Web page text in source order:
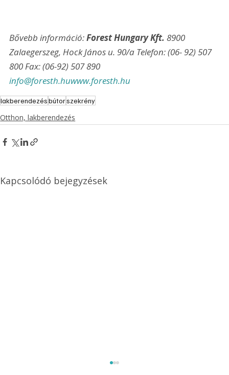
Bővebb információ: Forest Hungary Kft. 8900
Zalaegerszeg, Hock János u. 90/a Telefon: (06- 92) 507
800 Fax: (06-92) 507 890
info@foresth.huwww.foresth.hu
lakberendezésbútorszekrény
Otthon, lakberendezés
Kapcsolódó bejegyzések